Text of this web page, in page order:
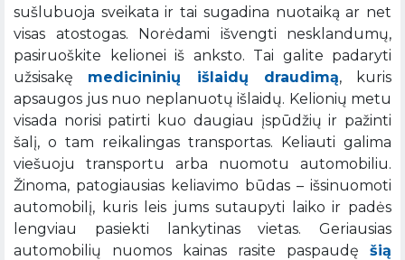
sušlubuoja sveikata ir tai sugadina nuotaiką ar net
visas atostogas. Norėdami išvengti nesklandumų,
pasiruoškite kelionei iš anksto. Tai galite padaryti
užsisakę medicininių išlaidų draudimą, kuris
apsaugos jus nuo neplanuotų išlaidų. Kelionių metu
visada norisi patirti kuo daugiau įspūdžių ir pažinti
šalį, o tam reikalingas transportas. Keliauti galima
viešuoju transportu arba nuomotu automobiliu.
Žinoma, patogiausias keliavimo būdas – išsinuomoti
automobilį, kuris leis jums sutaupyti laiko ir padės
lengviau pasiekti lankytinas vietas. Geriausias
automobilių nuomos kainas rasite paspaudę šią